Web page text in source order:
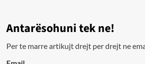
Antarësohuni tek ne!
Per te marre artikujt drejt per drejt ne